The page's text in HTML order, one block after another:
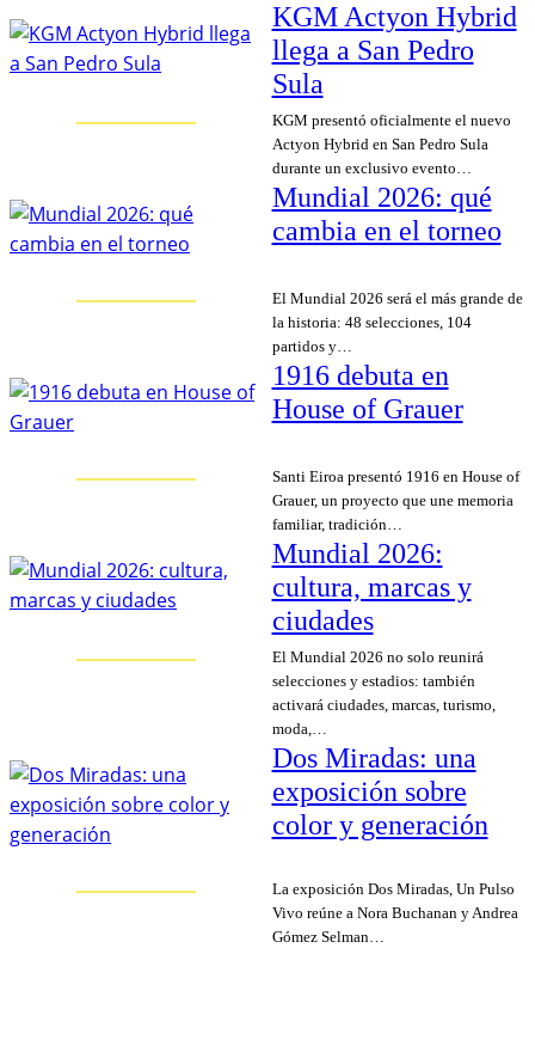
KGM Actyon Hybrid
llega a San Pedro
Sula
KGM presentó oficialmente el nuevo
Actyon Hybrid en San Pedro Sula
durante un exclusivo evento…
Mundial 2026: qué
cambia en el torneo
El Mundial 2026 será el más grande de
la historia: 48 selecciones, 104
partidos y…
1916 debuta en
House of Grauer
Santi Eiroa presentó 1916 en House of
Grauer, un proyecto que une memoria
familiar, tradición…
Mundial 2026:
cultura, marcas y
ciudades
El Mundial 2026 no solo reunirá
selecciones y estadios: también
activará ciudades, marcas, turismo,
moda,…
Dos Miradas: una
exposición sobre
color y generación
La exposición Dos Miradas, Un Pulso
Vivo reúne a Nora Buchanan y Andrea
Gómez Selman…